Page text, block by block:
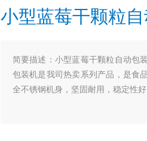
小型蓝莓干颗粒
简要描述： 小型蓝莓干颗粒自动包
包装机是我司热卖系列产品，是食
全不锈钢机身，坚固耐用，稳定性好